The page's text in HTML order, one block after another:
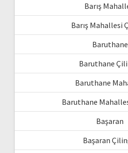
Barış
Barış Mahallesi
Baruthane
Baruthane
Baruthane
Baruthane
Başaran
Başaran